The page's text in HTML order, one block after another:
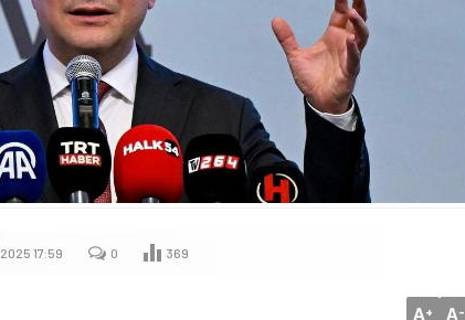
17:59 0 369
A+ A-